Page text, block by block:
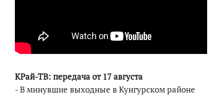
КРай-ТВ: передача от 17 августа
- В минувшие выходные в Кунгурском районе